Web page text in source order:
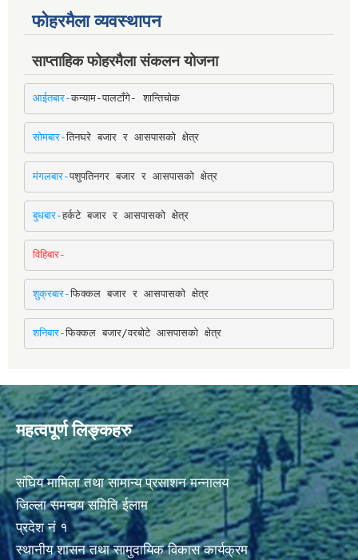
फोहरमैला व्यवस्थापन
साप्ताहिक फोहरमैला संकलन योजना
आईतबार-कन्याम-पालटाँगे- शान्तिचोक
सोमबार-तिनघरे बजार र आसपासको क्षेत्र
मंगलबार-पशुपतिनगर बजार र आसपासको क्षेत्र
बुधबार-हर्कटे बजार र आसपासको क्षेत्र
विहिबार-
शुक्रबार-फिक्कल बजार र आसपासको क्षेत्र
शनिबार-फिक्कल बजार/वरबोटे आसपासको क्षेत्र
महत्वपूर्ण लिङ्कहरु
संघिय मामिला तथा सामान्य प्रसाशन मन्नालय
जिल्ला समन्वय समिति ईलाम
प्रदेश नं १
स्थानीय शासन तथा सामुदायिक विकास कार्यक्रम